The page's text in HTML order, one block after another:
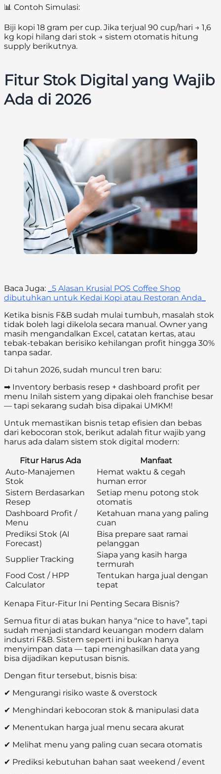
📊 Contoh Simulasi:
Biji kopi 18 gram per cup. Jika terjual 90 cup/hari → 1,6
kg kopi hilang dari stok → sistem otomatis hitung
supply berikutnya.
Fitur Stok Digital yang Wajib
Ada di 2026
Baca Juga:
_5 Alasan Krusial POS Coffee Shop
dibutuhkan untuk Kedai Kopi atau Restoran Anda_
Ketika bisnis F&B sudah mulai tumbuh, masalah stok
tidak boleh lagi dikelola secara manual. Owner yang
masih mengandalkan Excel, catatan kertas, atau
tebak-tebakan berisiko kehilangan profit hingga 30%
tanpa sadar.
Di tahun 2026, sudah muncul tren baru:
➡ Inventory berbasis resep + dashboard profit per
menu Inilah sistem yang dipakai oleh franchise besar
— tapi sekarang sudah bisa dipakai UMKM!
Untuk memastikan bisnis tetap efisien dan bebas
dari kebocoran stok, berikut adalah fitur wajib yang
harus ada dalam sistem stok digital modern:
Fitur Harus Ada
Manfaat
Auto-Manajemen
Stok
Hemat waktu & cegah
human error
Sistem Berdasarkan
Resep
Setiap menu potong stok
otomatis
Dashboard Profit /
Menu
Ketahuan mana yang paling
cuan
Prediksi Stok (AI
Forecast)
Bisa prepare saat ramai
pelanggan
Supplier Tracking
Siapa yang kasih harga
termurah
Food Cost / HPP
Calculator
Tentukan harga jual dengan
tepat
Kenapa Fitur-Fitur Ini Penting Secara Bisnis?
Semua fitur di atas bukan hanya “nice to have”, tapi
sudah menjadi standard keuangan modern dalam
industri F&B. Sistem seperti ini bukan hanya
menyimpan data — tapi menghasilkan data yang
bisa dijadikan keputusan bisnis.
Dengan fitur tersebut, bisnis bisa:
✔ Mengurangi risiko waste & overstock
✔ Menghindari kebocoran stok & manipulasi data
✔ Menentukan harga jual menu secara akurat
✔ Melihat menu yang paling cuan secara otomatis
✔ Prediksi kebutuhan bahan saat weekend / event